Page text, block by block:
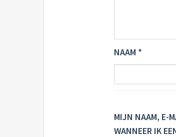
NAAM *
MIJN NAAM, E-
WANNEER IK